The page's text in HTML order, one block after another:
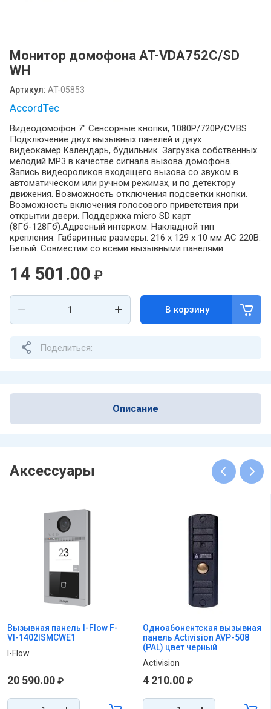
Монитор домофона AT-VDA752C/SD
WH
Артикул: AT-05853
AccordTec
Видеодомофон 7" Сенсорные кнопки, 1080P/720P/CVBS
Подключение двух вызывных панелей и двух
видеокамер.Календарь, будильник. Загрузка собственных
мелодий MP3 в качестве сигнала вызова домофона.
Запись видеороликов входящего вызова со звуком в
автоматическом или ручном режимах, и по детектору
движения. Возможность отключения подсветки кнопки.
Возможность включения голосового приветствия при
открытии двери. Поддержка micro SD карт
(8Гб-128Гб).Адресный интерком. Накладной тип
крепления. Габаритные размеры: 216 х 129 х 10 мм АС 220В.
Белый. Совместим со всеми вызывными панелями.
14 501.00 ₽
В корзину
Поделиться:
Описание
Аксессуары
Вызывная панель I-Flow F-
VI-1402ISMCWE1
I-Flow
20 590.00 ₽
Одноабонентская вызывная
панель Activision AVP-508
(PAL) цвет черный
Activision
4 210.00 ₽